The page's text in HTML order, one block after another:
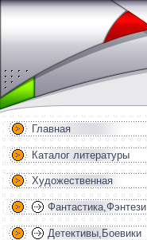
Главная
Каталог литературы
Художественная
Фантастика,Фэнтези
Детективы,Боевики